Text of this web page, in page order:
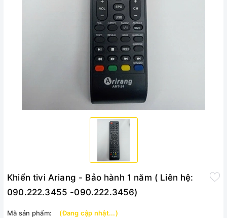
Khiển tivi Ariang - Bảo hành 1 năm ( Liên hệ:
090.222.3455 -090.222.3456)
Mã sản phẩm:
(Đang cập nhật...)